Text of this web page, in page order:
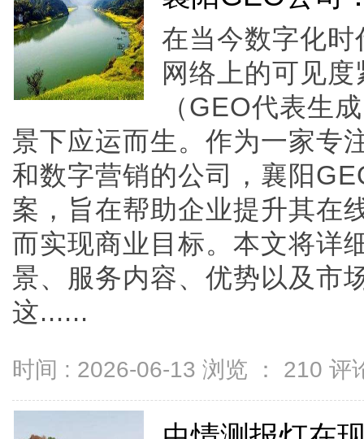
在当今数字化
网络上的可见
（GEO代表生
景下应运而生。作为一家专
和数字营销的公司，襄阳
案，旨在帮助企业提升其在
而实现商业目标。本文将详
景、服务内容、优势以及市
这......
时间 : 2026-06-13 浏览 ： 210 评